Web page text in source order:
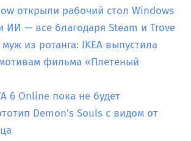
открыли рабочий стол Windows
ИИ — все благодаря Steam и Trove
из ротанга: IKEA выпустила
фильма «Плетеный
6 Online пока не будет
Demon’s Souls с видом от